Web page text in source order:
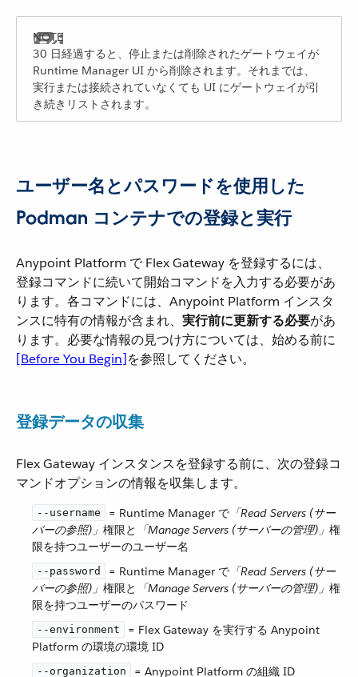
30 日経過すると、停止または削除されたゲートウェイが
Runtime Manager UI から削除されます。それまでは、
実行または接続されていなくても UI にゲートウェイが引
き続きリストされます。
ユーザー名とパスワードを使用した
Podman コンテナでの登録と実行
Anypoint Platform で Flex Gateway を登録するには、
登録コマンドに続いて開始コマンドを入力する必要があ
ります。各コマンドには、Anypoint Platform インスタ
ンスに特有の情報が含まれ、​ 実行前に更新する必要​があ
ります。必要な情報の見つけ方については、始める前に​
[Before You Begin]​を参照してください。
登録データの収集
Flex Gateway インスタンスを登録する前に、次の登録コ
マンドオプションの情報を収集します。
--username ​ = Runtime Manager で​ 「Read Servers (サー
バーの参照)」 ​権限と​ 「Manage Servers (サーバーの管理)」 ​権
限を持つユーザーのユーザー名
--password ​ = Runtime Manager で​ 「Read Servers (サー
バーの参照)」 ​権限と​ 「Manage Servers (サーバーの管理)」 ​権
限を持つユーザーのパスワード
--environment
​ = Flex Gateway を実行する Anypoint
Platform の環境の環境 ID
--organization ​ = Anypoint Platform の組織 ID